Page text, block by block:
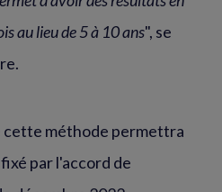
au lieu de 5 à 10 ans", se
cette méthode permettra
par l'accord de